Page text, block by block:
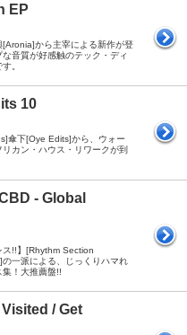
EP
[Aronia]から主宰による新作が登
音質が好感触のテック・ディ
。
10
傘下[Oye Edits]から、ウォー
カン・ハウス・リワークが到
- Global
ス!!】[Rhythm Section
一派による、じっくりハマれ
集！大推薦盤!!
/ Get